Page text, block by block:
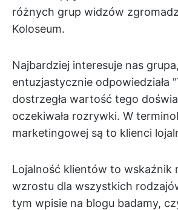
różnych grup widzów
Koloseum.
Najbardziej interesuje nas
entuzjastycznie odpowiedziała
dostrzegła wartość tego
oczekiwała rozrywki. W
marketingowej są to klienci
Lojalność klientów to wskaźnik
wzrostu dla wszystkich
tym wpisie na blogu badamy,